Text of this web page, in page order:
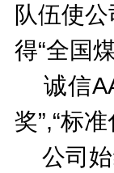
队伍使
得“全国
诚信
奖”,“标
公司始